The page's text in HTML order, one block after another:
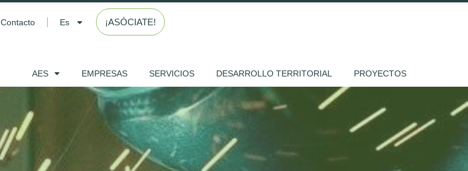
Contacto Es ¡ASÓCIATE!
AES EMPRESAS SERVICIOS DESARROLLO TERRITORIAL PROYECTOS